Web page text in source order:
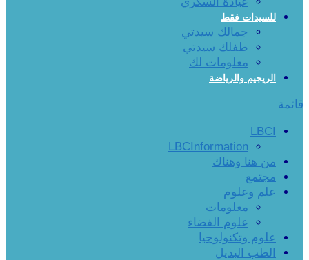
للسيدات فقط
جمالك سيدتي
طفلك سيدتي
معلومات لك
الريجيم والرياضة
قائمة
LBCI
LBCInformation
من هنا وهناك
مجتمع
علم وعلوم
معلومات
علوم الفضاء
علوم وتكنولوجيا
الطب البديل